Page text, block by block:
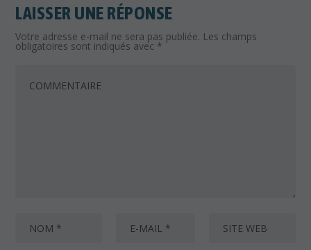
LAISSER UNE RÉPONSE
Votre adresse e-mail ne sera pas publiée. Les champs
obligatoires sont indiqués avec *